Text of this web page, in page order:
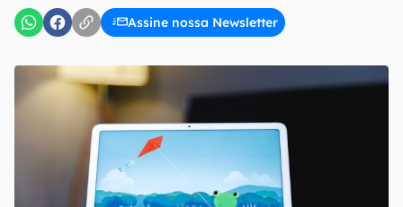
Assine nossa Newsletter
Uso e Política de Privacidade do Canaltech.